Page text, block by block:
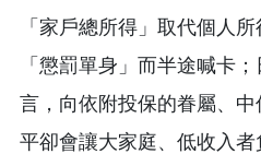
「家戶總所得」取代個人
「懲罰單身」而半途喊卡
言，向依附投保的眷屬、
平卻會讓大家庭、低收入